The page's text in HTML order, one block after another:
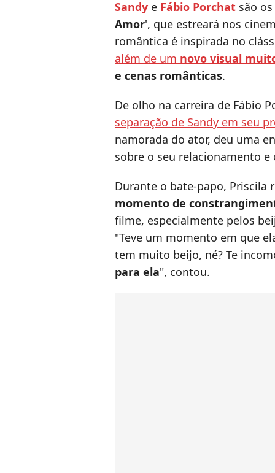
Sandy e Fábio Porchat são
Amor', que estreará nos
romântica é inspirada no
além de um novo visual
e cenas românticas.
De olho na carreira de Fábio
separação de Sandy em seu
namorada do ator, deu uma
sobre o seu relacionamento
Durante o bate-papo, Priscila
momento de
filme, especialmente pelos
"Teve um momento em que
tem muito beijo, né? Te
para ela", contou.